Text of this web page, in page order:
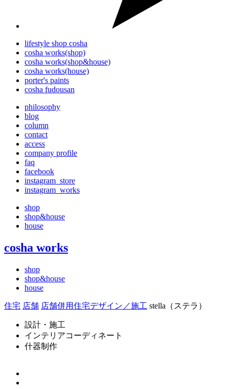
lifestyle shop cosha
cosha works(shop)
cosha works(shop&house)
cosha works(house)
porter's paints
cosha fudousan
philosophy
blog
column
contact
access
company profile
faq
facebook
instagram_store
instagram_works
shop
shop&house
house
cosha works
shop
shop&house
house
住宅 店舗 店舗併用住宅デザイン／施工 stella（ステラ）
設計・施工
インテリアコーディネート
什器制作